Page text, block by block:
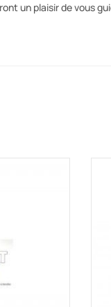
un plaisir de vous